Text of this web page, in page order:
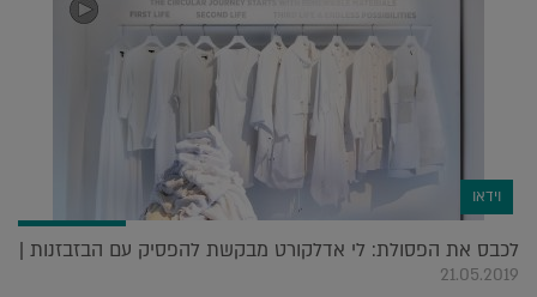
וידאו
לכבס את הפסולת: לי אדלקורט מבקשת להפסיק עם הבזבזנות |
21.05.2019